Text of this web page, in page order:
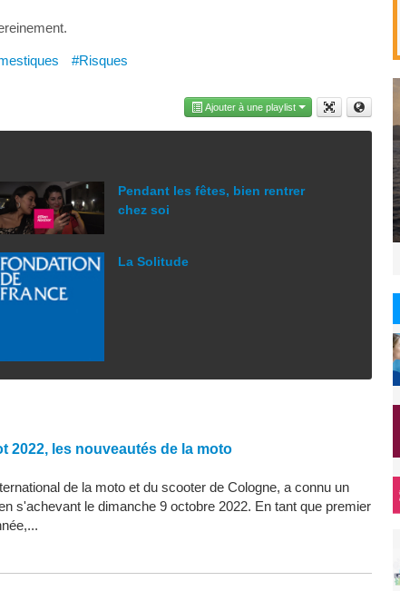
#Risques
Ajouter à une playlist
Pendant les fêtes, bien rentrer
chez soi
La Solitude
2022, les nouveautés de la moto
de la moto et du scooter de Cologne, a connu un
s'achevant le dimanche 9 octobre 2022. En tant que premier